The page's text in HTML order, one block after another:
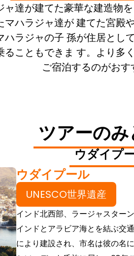
達が建てた豪華な建造物
ハラジャ達が 建てた宮殿
ラジャの子 孫が住居と
こともできま す。より
ご宿泊するのがおす
ツアーのみ
ウダイプ
ウダイプール
UNESCO世界遺産
インド北西部、ラージャスター
インドとアラビア海とを結ぶ交
により建設され、市名は彼の名